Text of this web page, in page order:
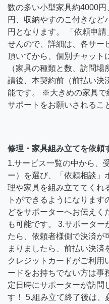
数の多い小型家具約4000
円、収納やすのこ付きなど
円となります。 「依頼申
せんので、詳細は、各サー
頂いてから、個別チャット
（家具の種類と数、訪問
請後、本契約前（前払い決
能です。 ※大きめの家具で
サポートをお願いされるこ
修理・家具組み立てを依頼
1.サービス一覧の中から、
ー）を選び、「依頼相談」
理や家具を組み立ててくれ
トができるようになりま
どをサポーターへお伝えく
も可能です。 3.サポータ
たら、依頼者様側で決済が
まりましたら、前払い決済
クレジットカードがご利用
ードをお持ちでない方は事
定日時にサポーターが訪問
す！ 5.組み立て終了後は、